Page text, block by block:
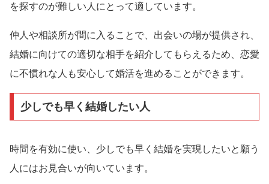
を探すのが難しい人にとって適しています。
仲人や相談所が間に入ることで、出会いの場が提供され、
結婚に向けての適切な相手を紹介してもらえるため、恋愛
に不慣れな人も安心して婚活を進めることができます。
少しでも早く結婚したい人
時間を有効に使い、少しでも早く結婚を実現したいと願う
人にはお見合いが向いています。